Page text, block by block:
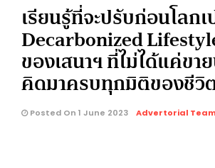
เรียนรู้ที่จะปรับก่อนโลก
Decarbonized
ของเสนาฯ ที่ไม่ได้แค่ขา
คิดมาครบทุกมิติของชีวิ
Posted On 1 June 2023 Advertorial Team